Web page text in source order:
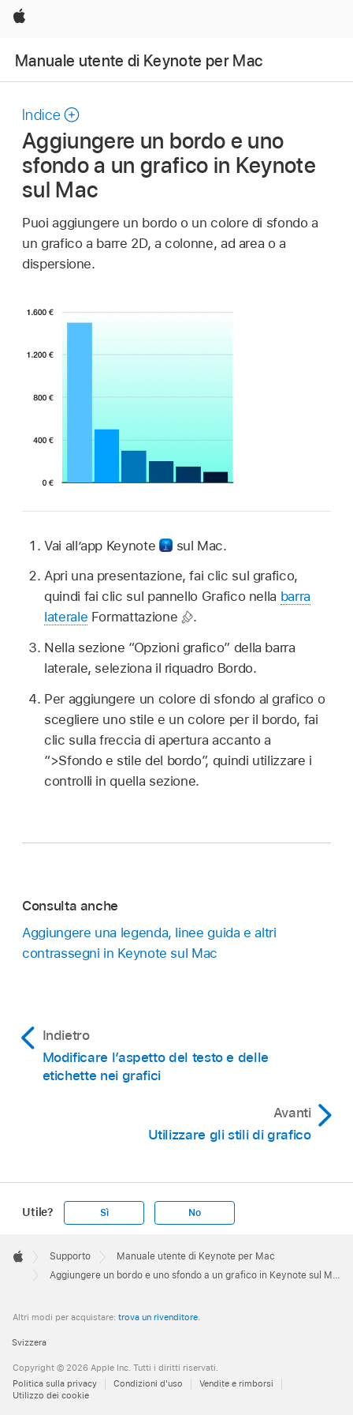
Apple
Manuale utente di Keynote per Mac
Indice
Aggiungere un bordo e uno
sfondo a un grafico in Keynote
sul Mac
Puoi aggiungere un bordo o un colore di sfondo a
un grafico a barre 2D, a colonne, ad area o a
dispersione.
Vai all’app Keynote
sul Mac.
Apri una presentazione, fai clic sul grafico,
quindi fai clic sul pannello Grafico nella barra
laterale Formattazione
.
Nella sezione “Opzioni grafico” della barra
laterale, seleziona il riquadro Bordo.
Per aggiungere un colore di sfondo al grafico o
scegliere uno stile e un colore per il bordo, fai
clic sulla freccia di apertura accanto a
“>Sfondo e stile del bordo”, quindi utilizzare i
controlli in quella sezione.
Consulta anche
Aggiungere una legenda, linee guida e altri
contrassegni in Keynote sul Mac
Indietro
Modificare l’aspetto del testo e delle
etichette nei grafici
Avanti
Utilizzare gli stili di grafico
Utile? Sì No
Footer

Apple
Supporto
Manuale utente di Keynote per Mac
Aggiungere un bordo e uno sfondo a un grafico in Keynote sul Mac
Altri modi per acquistare: trova un rivenditore.
Svizzera
Copyright © 2026 Apple Inc. Tutti i diritti riservati.
Politica sulla privacy
Condizioni d'uso
Vendite e rimborsi
Utilizzo dei cookie